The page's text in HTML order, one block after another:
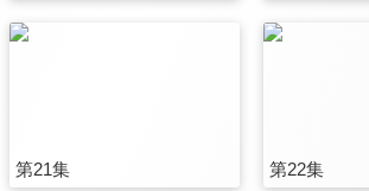
第21集 第22集